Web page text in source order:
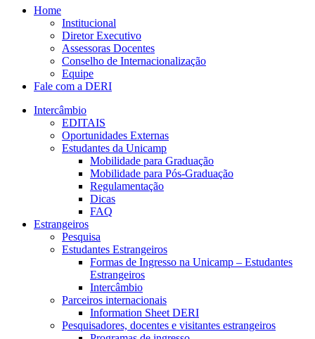
Home
Institucional
Diretor Executivo
Assessoras Docentes
Conselho de Internacionalização
Equipe
Fale com a DERI
Intercâmbio
EDITAIS
Oportunidades Externas
Estudantes da Unicamp
Mobilidade para Graduação
Mobilidade para Pós-Graduação
Regulamentação
Dicas
FAQ
Estrangeiros
Pesquisa
Estudantes Estrangeiros
Formas de Ingresso na Unicamp – Estudantes
Estrangeiros
Intercâmbio
Parceiros internacionais
Information Sheet DERI
Pesquisadores, docentes e visitantes estrangeiros